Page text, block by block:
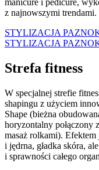
manicure i pedicure,
z najnowszymi trendami.
STYLIZACJA
STYLIZACJA
Strefa fitness
W specjalnej strefie
shapingu z użyciem
Shape (bieżna
horyzontalny połączony
masaż rolkami).
i jędrna, gładka skóra,
i sprawności całego